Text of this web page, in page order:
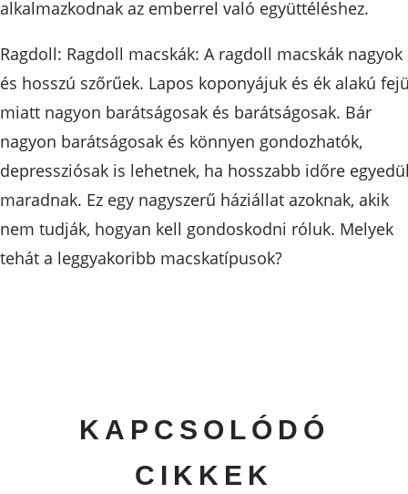
alkalmazkodnak az emberrel való együttéléshez.
Ragdoll: Ragdoll macskák: A ragdoll macskák nagyok
és hosszú szőrűek. Lapos koponyájuk és ék alakú
miatt nagyon barátságosak és barátságosak. Bár
nagyon barátságosak és könnyen gondozhatók,
depressziósak is lehetnek, ha hosszabb időre
maradnak. Ez egy nagyszerű háziállat azoknak, akik
nem tudják, hogyan kell gondoskodni róluk. Melyek
tehát a leggyakoribb macskatípusok?
KAPCSOLÓDÓ
CIKKEK